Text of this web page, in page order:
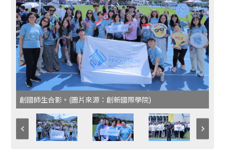
創國師生合影。(圖片來源：創新國際學院)